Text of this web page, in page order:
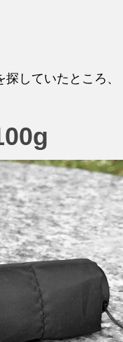
探していたところ、